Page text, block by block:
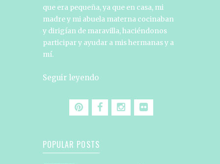
que era pequeña, ya que en casa, mi
madre y mi abuela materna cocinaban
y dirigían de maravilla, haciéndonos
participar y ayudar a mis hermanas y a
mí.
Seguir leyendo
POPULAR POSTS